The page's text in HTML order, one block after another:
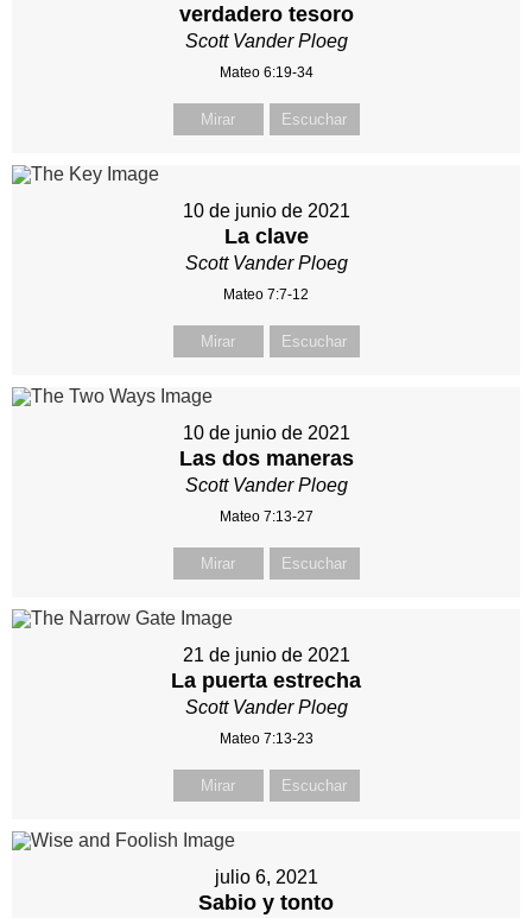
verdadero tesoro
Scott Vander Ploeg
Mateo 6:19-34
Mirar Escuchar
10 de junio de 2021
La clave
Scott Vander Ploeg
Mateo 7:7-12
Mirar Escuchar
10 de junio de 2021
Las dos maneras
Scott Vander Ploeg
Mateo 7:13-27
Mirar Escuchar
21 de junio de 2021
La puerta estrecha
Scott Vander Ploeg
Mateo 7:13-23
Mirar Escuchar
julio 6, 2021
Sabio y tonto